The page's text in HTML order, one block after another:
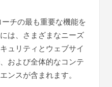
チの最も重要な機能を
は、さまざまなニーズ
ュリティとウェブサイ
および全体的なコンテ
ンスが含まれます。